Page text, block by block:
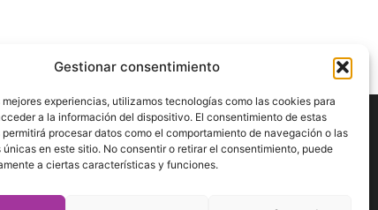
Gestionar consentimiento
mejores experiencias, utilizamos tecnologías como las cookies para
a la información del dispositivo. El consentimiento de estas
procesar datos como el comportamiento de navegación o las
en este sitio. No consentir o retirar el consentimiento, puede
a ciertas características y funciones.